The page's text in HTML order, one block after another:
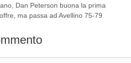
Dan Peterson buona la prima
ma passa ad Avellino 75-79